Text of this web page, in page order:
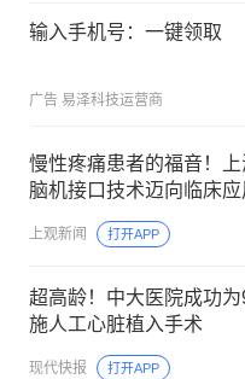
输入手机号：一键领取
广告 易泽科技运营商
慢性疼痛患者的福音！
脑机接口技术迈向临床应
上观新闻 打开APP
超高龄！中大医院成功
施人工心脏植入手术
现代快报 打开APP